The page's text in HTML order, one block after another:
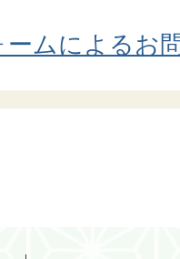
ームによるお